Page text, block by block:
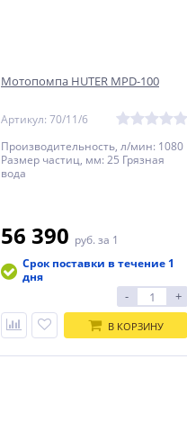
Мотопомпа HUTER MPD-100
Артикул: 70/11/6
Производительность, л/мин: 1080
Размер частиц, мм: 25 Грязная
вода
56 390 руб. за 1
Срок поставки в течение 1
дня
- +
В КОРЗИНУ